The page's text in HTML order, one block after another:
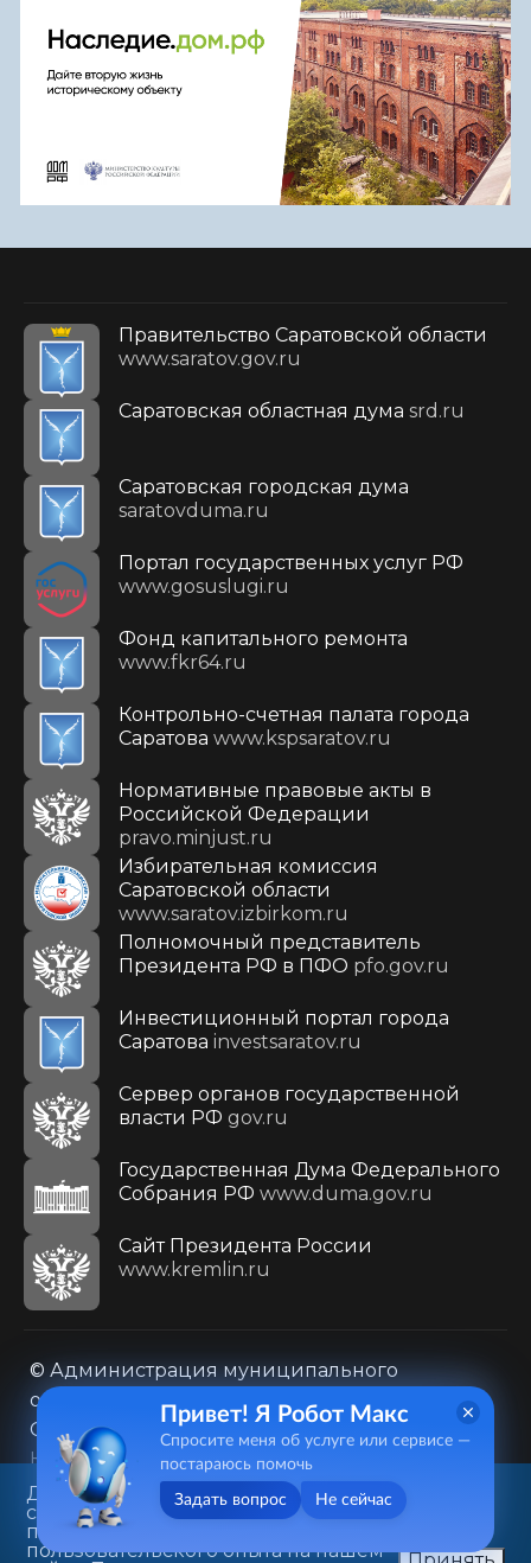
Правительство Саратовской области
www.saratov.gov.ru
Саратовская областная дума srd.ru
Саратовская городская дума
saratovduma.ru
Портал государственных услуг РФ
www.gosuslugi.ru
Фонд капитального ремонта
www.fkr64.ru
Контрольно-счетная палата города
Саратова www.kspsaratov.ru
Нормативные правовые акты в
Российской Федерации
pravo.minjust.ru
Избирательная комиссия
Саратовской области
www.saratov.izbirkom.ru
Полномочный представитель
Президента РФ в ПФО pfo.gov.ru
Инвестиционный портал города
Саратова investsaratov.ru
Сервер органов государственной
власти РФ gov.ru
Государственная Дума Федерального
Собрания РФ www.duma.gov.ru
Cайт Президента России
www.kremlin.ru
© Администрация муниципального
образования городского округа «Город
Саратов»
Контакты
Карта сайта
Политика в отношении обработки
персональных данных
410031, г. Саратов, ул. Первомайская, д. 78
Данный веб-сайт использует
cookie-файлы в целях
предоставления вам лучшего
пользовательского опыта на нашем
Привет! Я Робот Макс
Спросите меня об услуге или сервисе —
постараюсь помочь
Задать вопрос Не сейчас